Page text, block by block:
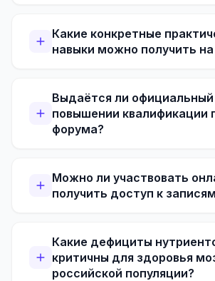
Какие конкретные
навыки можно получить
Выдаётся ли
повышении квалификации
форума?
Можно ли участвовать
получить доступ к
Какие дефициты
критичны для здоровья
российской популяции?